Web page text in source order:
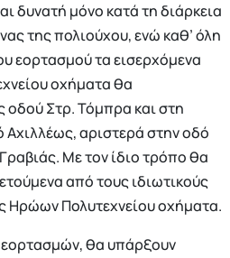
δυνατή μόνο κατά τη διάρκεια
της πολιούχου, ενώ καθ’ όλη
εορτασμού τα εισερχόμενα
οχήματα θα
οδού Στρ. Τόμπρα και στη
Αχιλλέως, αριστερά στην οδό
Με τον ίδιο τρόπο θα
από τους ιδιωτικούς
Ηρώων Πολυτεχνείου οχήματα.
θα υπάρξουν